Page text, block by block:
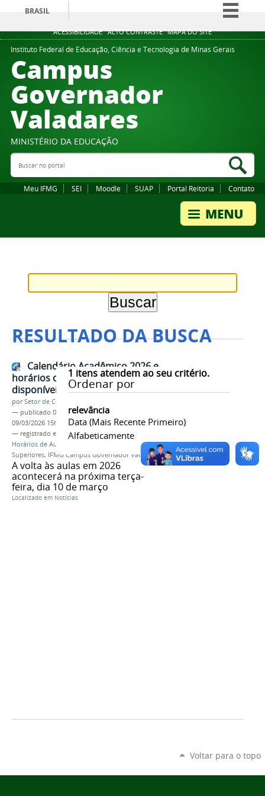
ACESSIBILIDADE ALTO CONTRASTE MAPA DO SITE
BRASIL
Simplifique!
Comunica BR
Instituto Federal de Educação, Ciência e Tecnologia de Minas Gerais
Campus
Governador
Valadares
MINISTÉRIO DA EDUCAÇÃO
Buscar no portal
Meu IFMG SEI Moodle SUAP Portal Reitoria Contato
RESULTADO DA BUSCA
1 itens atendem ao seu critério.
Ordenar por
relevância
Data (mais Recente Primeiro)
Alfabeticamente
Calendário Acadêmico 2026 e
horários de aula já estão
disponíveis
porSetor de Comunicação
— publicado 09/03/2026—última modificação
09/03/2026 15h27
— registrado em:
Calendário Acadêmico 2026
Horários de Aula
Superiores, IFMG Campus Governador Valadares
A volta às aulas em 2026
acontecerá na próxima terça-
feira, dia 10 de março
Localizado em Notícias
Voltar para o topo